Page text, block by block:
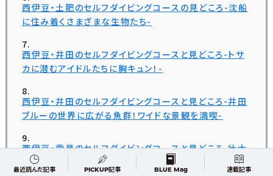
西伊豆・土肥のセルフダイビングコースの見どころ-沈船
に住み着くさまざまな生物たち-
西伊豆・井田のセルフダイビングコースと見どころ-トサ
カに潜むアイドルたちに胸キュン！-
西伊豆・井田のセルフダイビングコースと見どころ-井田
ブルーの世界に広がる魚群！ワイドな景観を満喫-
西伊豆・雲見のセルフダイビングコースと見どころ-壮大
な地形を豊富なコース取りで楽しむ-
最近読んだ記事 PICKUP記事 BLUE Mag 連載記事